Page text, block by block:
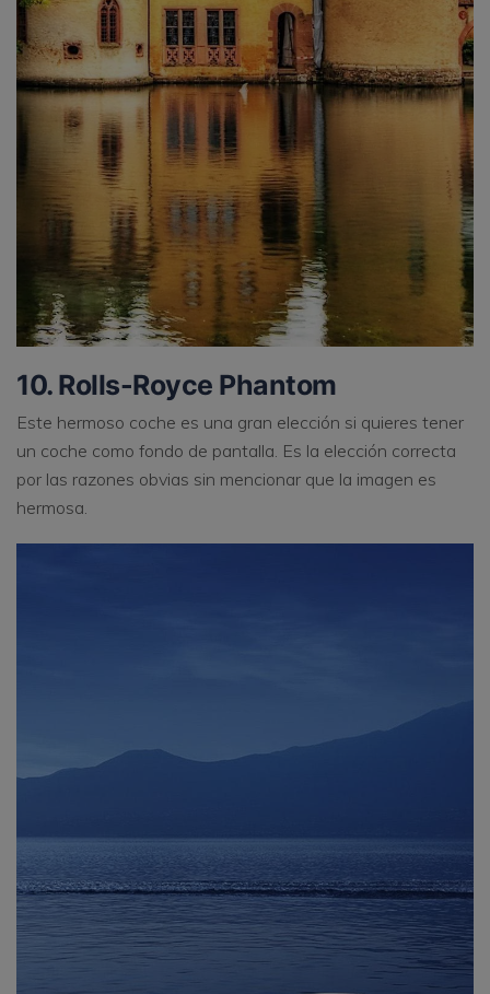
10. Rolls-Royce Phantom
Este hermoso coche es una gran elección si quieres tener
un coche como fondo de pantalla. Es la elección correcta
por las razones obvias sin mencionar que la imagen es
hermosa.